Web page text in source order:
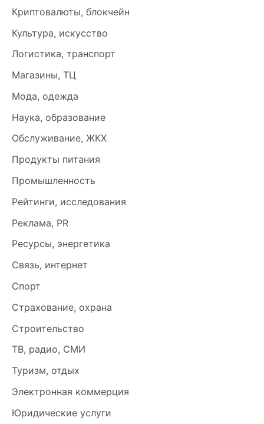
Криптовалюты, блокчейн
Культура, искусство
Логистика, транспорт
Магазины, ТЦ
Мода, одежда
Наука, образование
Обслуживание, ЖКХ
Продукты питания
Промышленность
Рейтинги, исследования
Реклама, PR
Ресурсы, энергетика
Связь, интернет
Спорт
Страхование, охрана
Строительство
ТВ, радио, СМИ
Туризм, отдых
Электронная коммерция
Юридические услуги